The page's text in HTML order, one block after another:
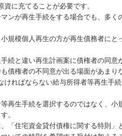
に充てることが必要です。
ンが再生手続をする場合でも、多
規模個人再生の方が再生債務者に
続と違い再生計画案に債権者の同意
債権者の不同意が出る場面があまり
ればならない給与所得者等再生手
再生手続を選択するのではなく、
。
「住宅資金貸付債権に関する特則